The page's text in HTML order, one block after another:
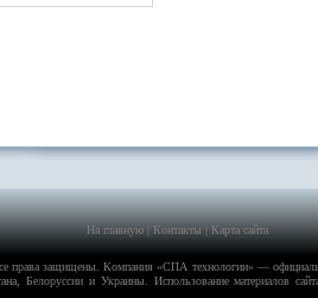
На главную |Контакты |Карта сайта
права защищены. Компания «СПА технологии» —
Белоруссии и Украины. Использование материалов